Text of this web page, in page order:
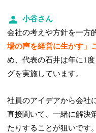
小谷さん
会社の考えや方針を一方
場の声を経営に生かす」
め、代表の石井は年に1
グを実施しています。
社員のアイデアから会社
直接聞いて、一緒に解決
たりすることが狙いです。